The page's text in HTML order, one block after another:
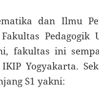
dan Ilmu
Pedagogik
fakultas ini
Yogyakarta.
S1 yakni: